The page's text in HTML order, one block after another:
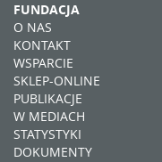
FUNDACJA
O NAS
KONTAKT
WSPARCIE
SKLEP-ONLINE
PUBLIKACJE
W MEDIACH
STATYSTYKI
DOKUMENTY